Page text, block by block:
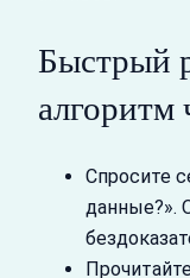
Быстрый
алгоритм
Спросите
данные?».